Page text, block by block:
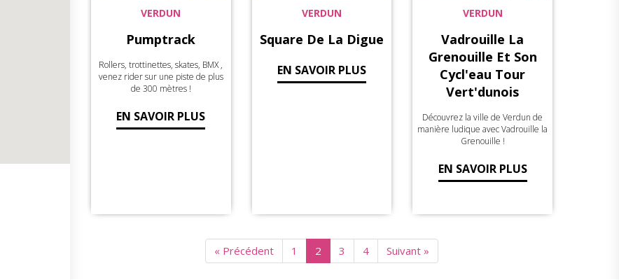
VERDUN
Pumptrack
Rollers, trottinettes, skates, BMX ,
venez rider sur une piste de plus
de 300 mètres !
EN SAVOIR PLUS
VERDUN
Square De La Digue
EN SAVOIR PLUS
VERDUN
Vadrouille La
Grenouille Et Son
Cycl'eau Tour
Vert'dunois
Découvrez la ville de Verdun de
manière ludique avec Vadrouille la
Grenouille !
EN SAVOIR PLUS
« Précédent 1 2 3 4 Suivant »